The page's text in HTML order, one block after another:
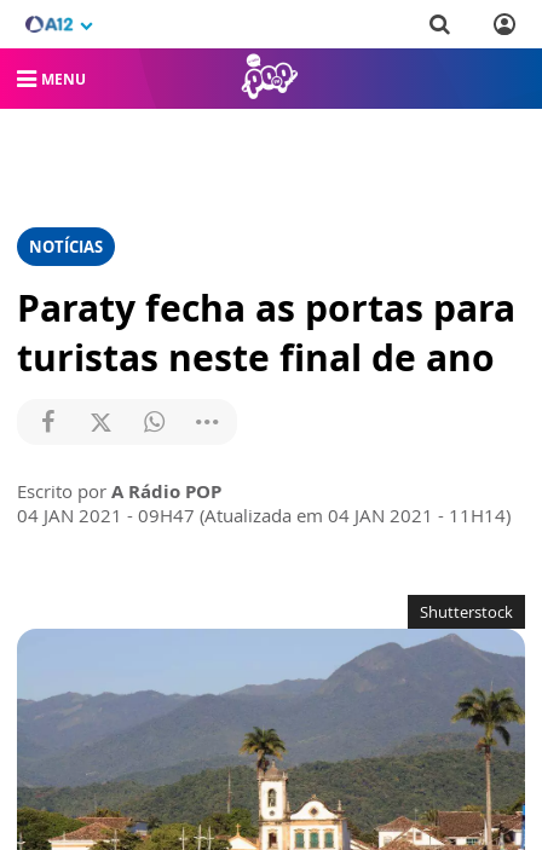
MENU
NOTÍCIAS
Paraty fecha as portas para
turistas neste final de ano
Escrito por A Rádio POP
04 JAN 2021 - 09H47 (Atualizada em 04 JAN 2021 - 11H14)
Shutterstock